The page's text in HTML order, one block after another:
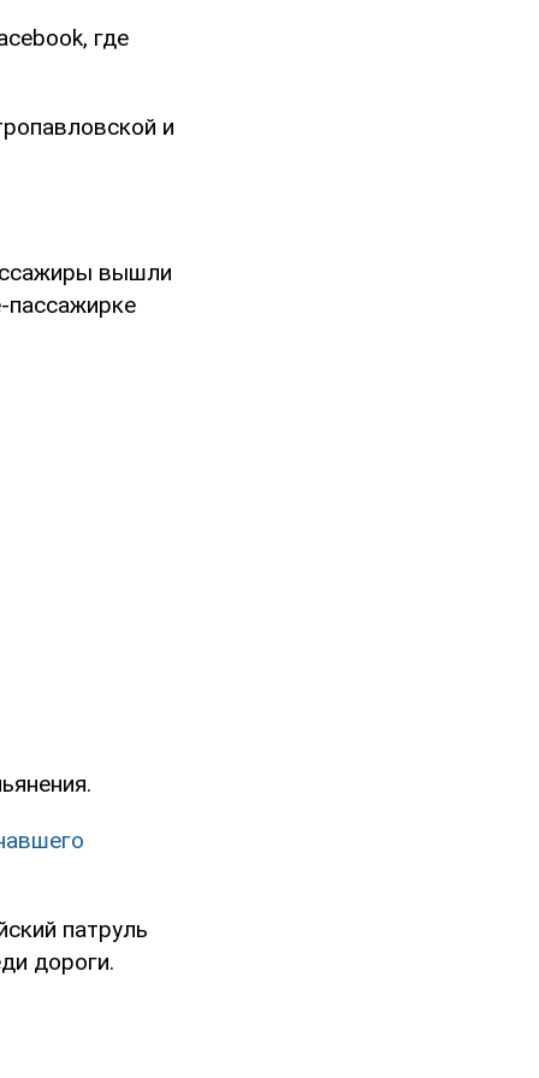
где
и
вышли
пассажирке
патруль
дороги.